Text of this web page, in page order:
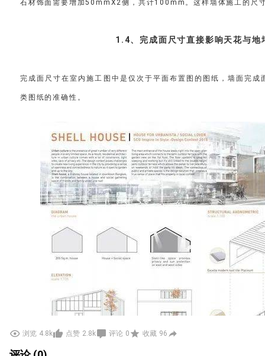
石材饰面需要增加50mmX2侧，共计100mm。这样墙体施工的尺
1.4、完成面尺寸直接影响天花与地
完成面尺寸在室内施工图中是仅次于平面布置图的图纸，墙面完
类图纸的准确性。
浏览 4.8k 点赞 2.8k 评论 0 收藏 96